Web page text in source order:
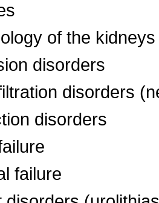
of the
disorders
disorders
disorders
failure